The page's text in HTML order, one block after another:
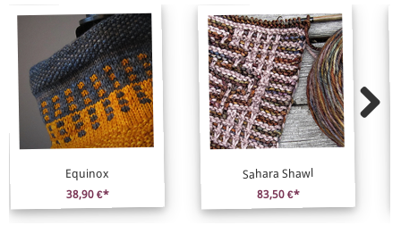
Equinox
38,90 €*
Sahara Shawl
83,50 €*